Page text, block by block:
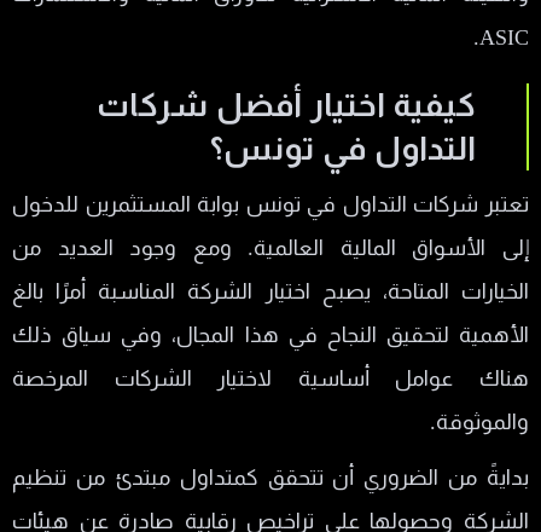
ASIC.
كيفية اختيار أفضل شركات
التداول في تونس؟
تعتبر شركات التداول في تونس بوابة المستثمرين للدخول
إلى الأسواق المالية العالمية. ومع وجود العديد من
الخيارات المتاحة، يصبح اختيار الشركة المناسبة أمرًا بالغ
الأهمية لتحقيق النجاح في هذا المجال، وفي سياق ذلك
هناك عوامل أساسية لاختيار الشركات المرخصة
والموثوقة.
بدايةً من الضروري أن تتحقق كمتداول مبتدئ من تنظيم
الشركة وحصولها على تراخيص رقابية صادرة عن هيئات